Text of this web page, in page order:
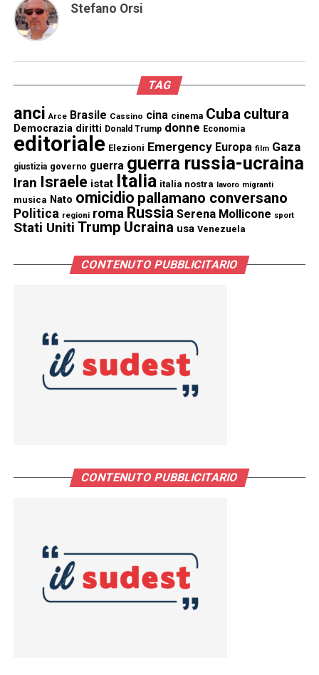
Stefano Orsi
TAG
anci Arce Brasile Cassino cina cinema Cuba cultura
Democrazia diritti Donald Trump donne Economia
editoriale Elezioni Emergency Europa film Gaza
giustizia governo guerra guerra russia-ucraina
Iran Israele istat Italia italia nostra lavoro migranti
musica Nato omicidio pallamano conversano
Politica regioni roma Russia Serena Mollicone sport
Stati Uniti Trump Ucraina usa Venezuela
CONTENUTO PUBBLICITARIO
CONTENUTO PUBBLICITARIO